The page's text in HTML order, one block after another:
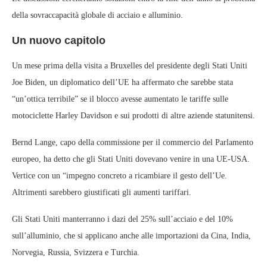
della sovraccapacità globale di acciaio e alluminio.
Un nuovo capitolo
Un mese prima della visita a Bruxelles del presidente degli Stati Uniti
Joe Biden, un diplomatico dell’UE ha affermato che sarebbe stata
“un’ottica terribile” se il blocco avesse aumentato le tariffe sulle
motociclette Harley Davidson e sui prodotti di altre aziende statunitensi.
Bernd Lange, capo della commissione per il commercio del Parlamento
europeo, ha detto che gli Stati Uniti dovevano venire in una UE-USA.
Vertice con un “impegno concreto a ricambiare il gesto dell’Ue.
Altrimenti sarebbero giustificati gli aumenti tariffari.
Gli Stati Uniti manterranno i dazi del 25% sull’acciaio e del 10%
sull’alluminio, che si applicano anche alle importazioni da Cina, India,
Norvegia, Russia, Svizzera e Turchia.